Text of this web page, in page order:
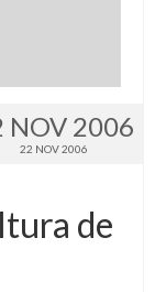
NOV 2006
22 NOV 2006
de